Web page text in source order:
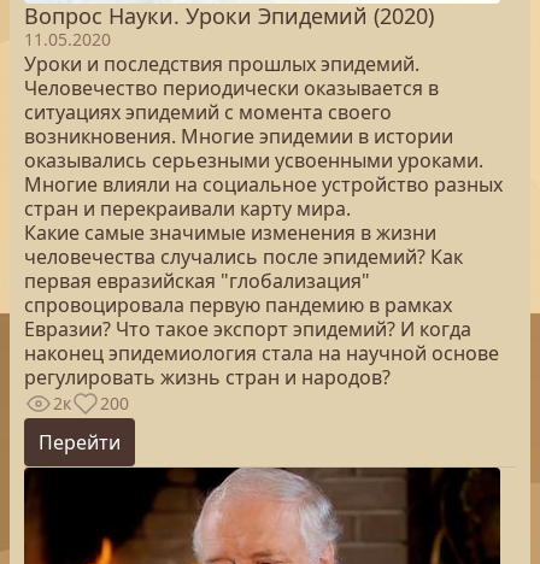
Вопрос Науки. Уроки Эпидемий (2020)
11.05.2020
Уроки и последствия прошлых эпидемий.
Человечество периодически оказывается в
ситуациях эпидемий с момента своего
возникновения. Многие эпидемии в истории
оказывались серьезными усвоенными уроками.
Многие влияли на социальное устройство разных
стран и перекраивали карту мира.
Какие самые значимые изменения в жизни
человечества случались после эпидемий? Как
первая евразийская "глобализация"
спровоцировала первую пандемию в рамках
Евразии? Что такое экспорт эпидемий? И когда
наконец эпидемиология стала на научной основе
регулировать жизнь стран и народов?
2к 200
Перейти